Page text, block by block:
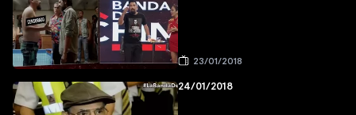
23/01/2018
24/01/2018